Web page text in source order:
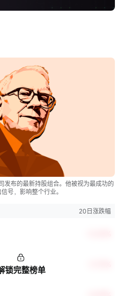
发布的最新持股组合。他被视为最成功的
号，影响整个行业。
20日涨跌幅
锁完整榜单